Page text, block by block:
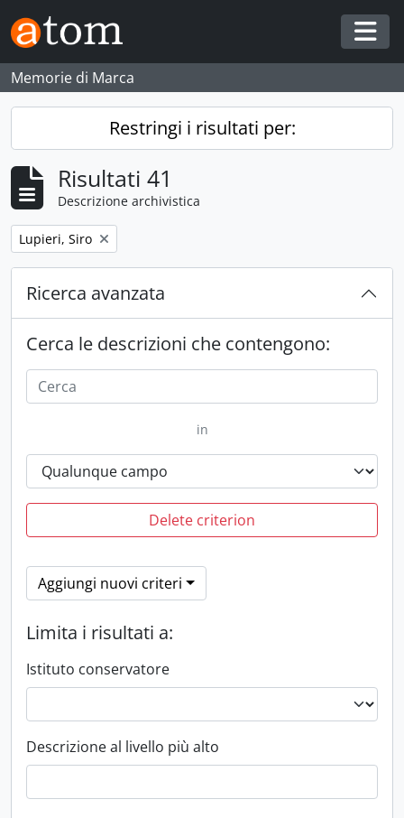
Skip to main content
Memorie di Marca
Restringi i risultati per:
Risultati 41
Descrizione archivistica
Remove filter:
Lupieri, Siro
Ricerca avanzata
Cerca le descrizioni che contengono:
in
Delete criterion
Aggiungi nuovi criteri
Limita i risultati a:
Istituto conservatore
Descrizione al livello più alto